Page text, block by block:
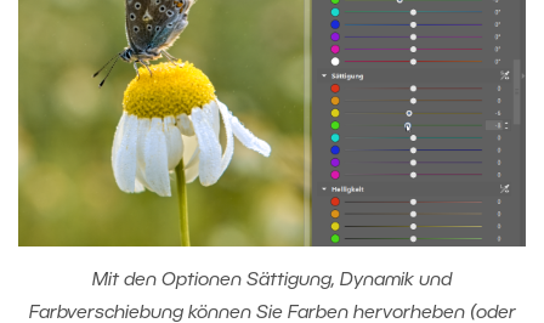
Mit den Optionen Sättigung, Dynamik und
Farbverschiebung können Sie Farben hervorheben (oder